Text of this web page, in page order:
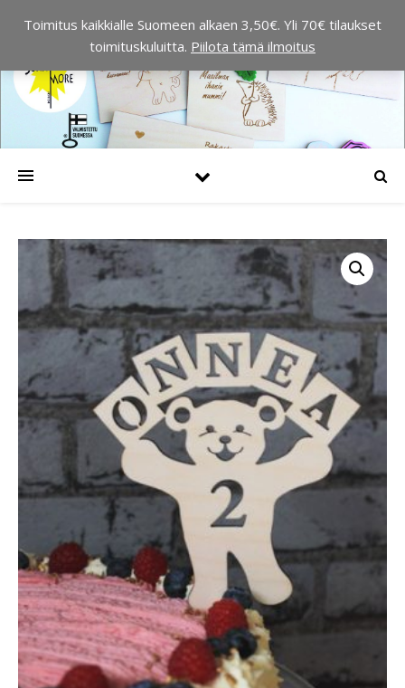
Toimitus kaikkialle Suomeen alkaen 3,50€. Yli 70€ tilaukset
toimituskuluitta. Piilota tämä ilmoitus